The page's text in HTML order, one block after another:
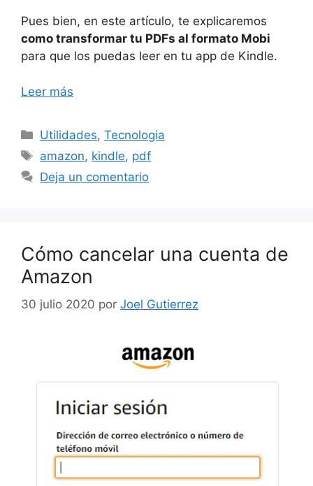
Pues bien, en este artículo, te explicaremos
como transformar tu PDFs al formato Mobi
para que los puedas leer en tu app de Kindle.
Leer más
Categorías
Utilidades,Tecnologia
Etiquetas
amazon, kindle, pdf
Deja un comentario
Cómo cancelar una cuenta de
Amazon
30 julio 2020 por Joel Gutierrez